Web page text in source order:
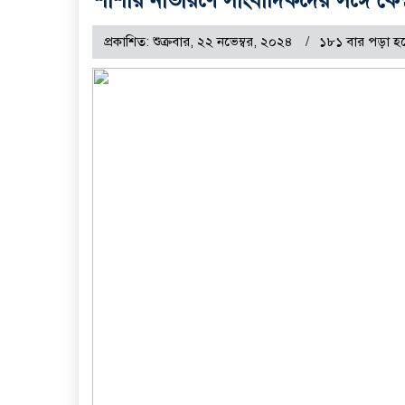
প্রকাশিত: শুক্রবার, ২২ নভেম্বর, ২০২৪ ১৮১ বার পড়া